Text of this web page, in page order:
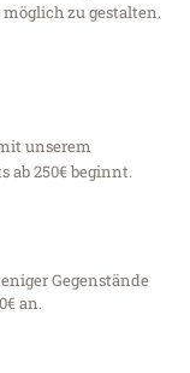
zu gestalten.
unserem
ab 250€ beginnt.
Gegenstände
an.